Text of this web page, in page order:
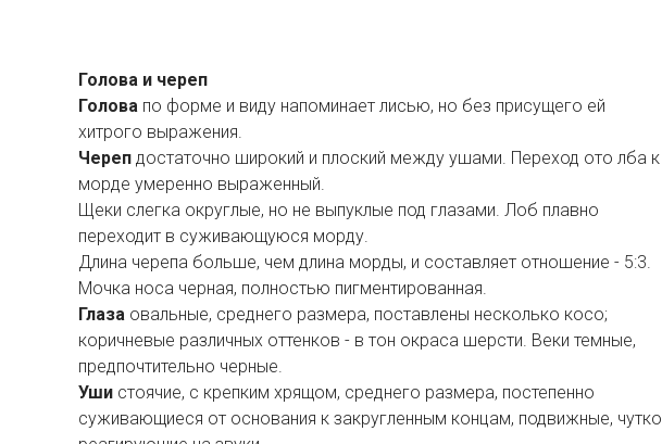
Голова и череп
Голова по форме и виду напоминает лисью, но без присущего ей
хитрого выражения.
Череп достаточно широкий и плоский между ушами. Переход ото лба к
морде умеренно выраженный.
Щеки слегка округлые, но не выпуклые под глазами. Лоб плавно
переходит в суживающуюся морду.
Длина черепа больше, чем длина морды, и составляет отношение - 5:3.
Мочка носа черная, полностью пигментированная.
Глаза овальные, среднего размера, поставлены несколько косо;
коричневые различных оттенков - в тон окраса шерсти. Веки темные,
предпочтительно черные.
Уши стоячие, с крепким хрящом, среднего размера, постепенно
суживающиеся от основания к закругленным концам, подвижные, чутко